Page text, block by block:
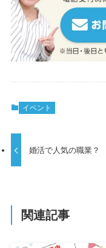
イベント
婚活で人気の職業？
関連記事